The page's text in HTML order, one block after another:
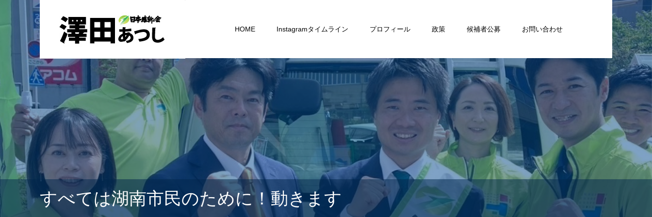
HOME Instagramタイムライン プロフィール 政策 候補者公募 お問い合わせ
すべては湖南市民のために！動きます